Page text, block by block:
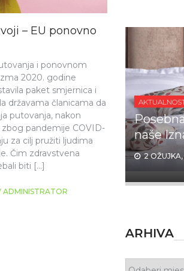
– EU ponovno
i ponovnom
2020. godine
paket smjernica i
državama članicama da
putovanja, nakon
pandemije COVID-
za cilj pružiti ljudima
Čim zdravstvena
biti […]
ADMINISTRATOR
promotivna ponuda za
Iznajmljivače
2021 BY ADMINISTRATOR
ARHIVA